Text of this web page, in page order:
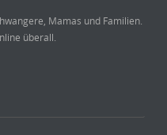
Mamas und Familien.
überall.